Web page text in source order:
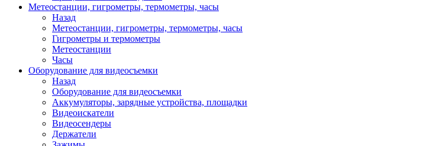
Метеостанции, гигрометры, термометры, часы
Назад
Метеостанции, гигрометры, термометры, часы
Гигрометры и термометры
Метеостанции
Часы
Оборудование для видеосъемки
Назад
Оборудование для видеосъемки
Аккумуляторы, зарядные устройства, площадки
Видеоискатели
Видеосендеры
Держатели